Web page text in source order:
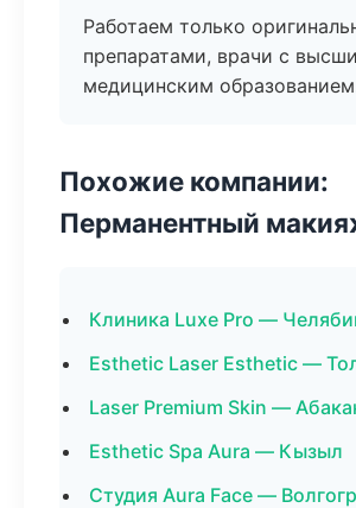
Работаем только
препаратами, врачи с
медицинским
Похожие компании:
Перманентный
Клиника Luxe Pro —
Esthetic Laser Esthetic —
Laser Premium Skin —
Esthetic Spa Aura — Кызыл
Студия Aura Face —